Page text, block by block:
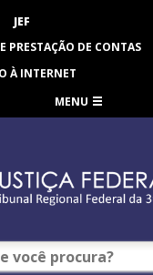
JEF
PRESTAÇÃO DE CONTAS
À INTERNET
MENU